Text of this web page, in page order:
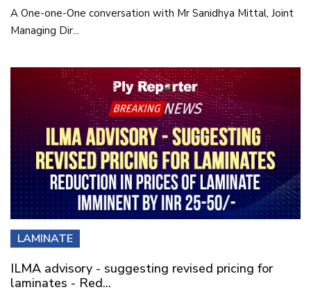
A One-one-One conversation with Mr Sanidhya Mittal, Joint
Managing Dir...
LAMINATE
ILMA advisory - suggesting revised pricing for
laminates - Red...